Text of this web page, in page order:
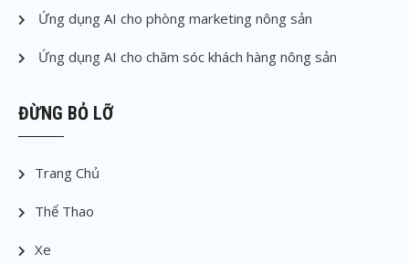
Ứng dụng AI cho phòng marketing nông sản
Ứng dụng AI cho chăm sóc khách hàng nông sản
ĐỪNG BỎ LỠ
Trang Chủ
Thể Thao
Xe